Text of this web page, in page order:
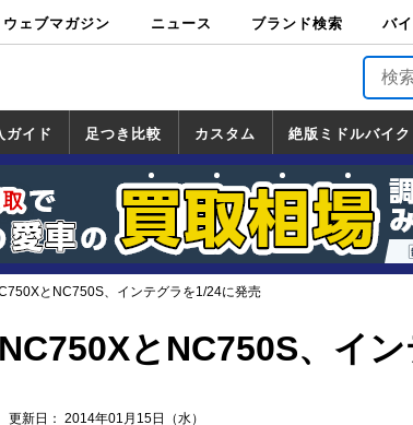
ウェブマガジン ニュース ブランド検索 バ
バ
ガイド 足つき比較 カスタム
カスタム
一覧
ホンダ
ヤマハ
スズキ
カワサキ
絶版ミドルバイク
絶版ミドルバイク
一覧
ホンダ
ヤマハ
スズキ
カワサキ
道の駅調査隊
ツーリング情報局
日本の道50選
国道めぐり
林道ツーリング
とNC750S、インテグラを1/24に発売
NC750XとNC750S、イ
新日： 2014年01月15日（水）